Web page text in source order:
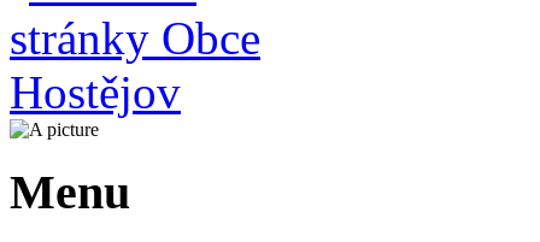
Menu